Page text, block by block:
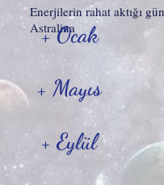
Enerjilerin rahat aktığı
Astralina
+ Ocak
+ Mayıs
+ Eylül